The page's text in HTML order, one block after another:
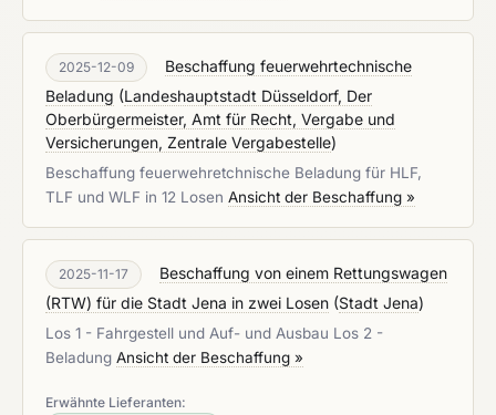
2025-12-09
Beschaffung feuerwehrtechnische
Beladung (Landeshauptstadt Düsseldorf, Der
Oberbürgermeister, Amt für Recht, Vergabe und
Versicherungen, Zentrale Vergabestelle)
Beschaffung feuerwehretchnische Beladung für HLF,
TLF und WLF in 12 Losen Ansicht der Beschaffung »
2025-11-17
Beschaffung von einem Rettungswagen
(RTW) für die Stadt Jena in zwei Losen (Stadt Jena)
Los 1 - Fahrgestell und Auf- und Ausbau Los 2 -
Beladung Ansicht der Beschaffung »
Erwähnte Lieferanten: